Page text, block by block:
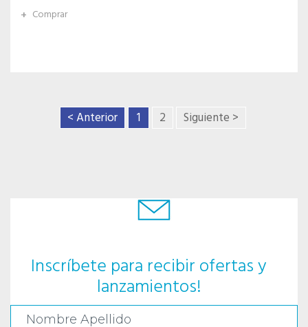
+ Comprar
< Anterior 1 2 Siguiente >
Inscríbete para recibir ofertas y
lanzamientos!